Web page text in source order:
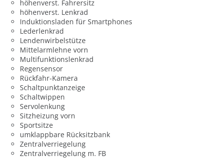
höhenverst. Fahrersitz
höhenverst. Lenkrad
Induktionsladen für Smartphones
Lederlenkrad
Lendenwirbelstütze
Mittelarmlehne vorn
Multifunktionslenkrad
Regensensor
Rückfahr-Kamera
Schaltpunktanzeige
Schaltwippen
Servolenkung
Sitzheizung vorn
Sportsitze
umklappbare Rücksitzbank
Zentralverriegelung
Zentralverriegelung m. FB